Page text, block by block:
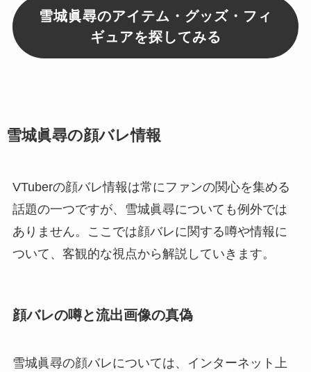
雪城眞尋のアイテム・グッズ・フィ
ギュアを探してみる
雪城眞尋の顔バレ情報
VTuberの顔バレ情報は常にファンの関心を集める
話題の一つですが、雪城眞尋についても例外では
ありません。ここでは顔バレに関する噂や情報に
ついて、客観的な視点から解説していきます。
顔バレの噂と流出画像の真偽
雪城眞尋の顔バレについては、インターネット上